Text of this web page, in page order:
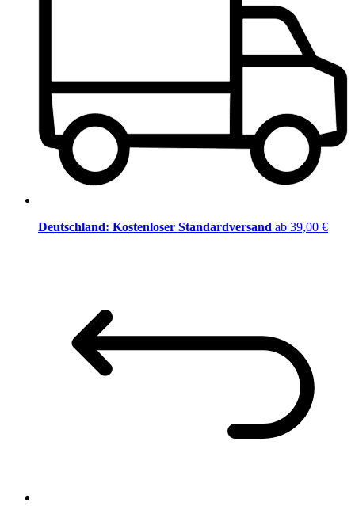
Deutschland: Kostenloser Standardversand ab 39,00 €